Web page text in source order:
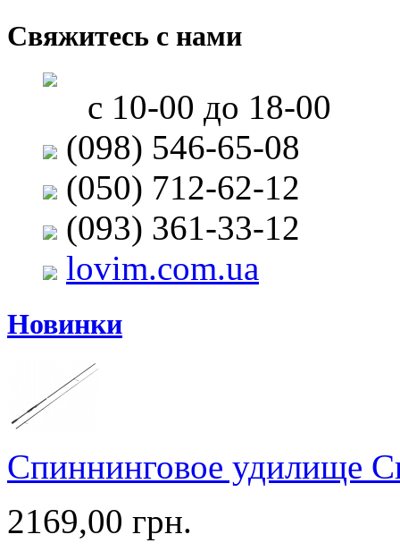
Свяжитесь с нами
с 10-00 до 18-00
(098) 546-65-08
(050) 712-62-12
(093) 361-33-12
lovim.com.ua
Новинки
Спиннинговое удилище
2169,00 грн.